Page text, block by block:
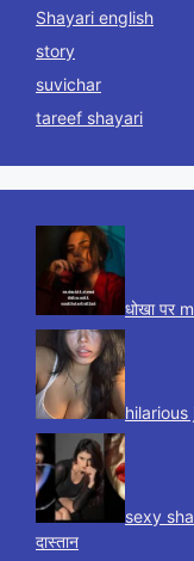
Shayari english
story
suvichar
tareef shayari
धोखा पर
hilarious
sexy
दास्तान